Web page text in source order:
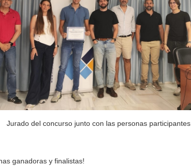
Jurado del concurso junto con las personas participantes
ganadoras y finalistas!